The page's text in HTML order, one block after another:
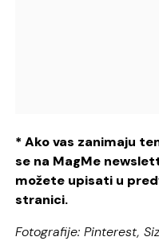
* Ako vas zanimaju
se na MagMe
možete upisati u
stranici.
Fotografije: Pinterest,